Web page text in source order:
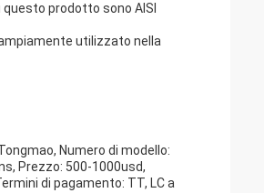
prodotto sono AISI
utilizzato nella
Numero di modello:
Prezzo: 500-1000usd,
di pagamento: TT, LC a